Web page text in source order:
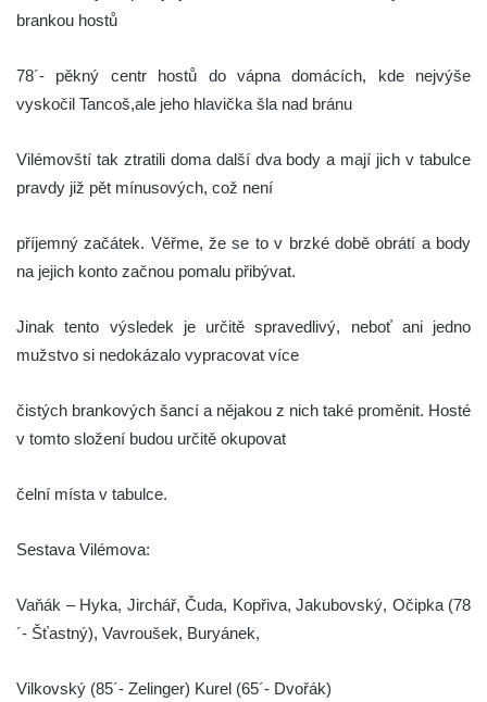
brankou hostů
78´- pěkný centr hostů do vápna domácích, kde nejvýše
vyskočil Tancoš,ale jeho hlavička šla nad bránu
Vilémovští tak ztratili doma další dva body a mají jich v tabulce
pravdy již pět mínusových, což není
příjemný začátek. Věřme, že se to v brzké době obrátí a body
na jejich konto začnou pomalu přibývat.
Jinak tento výsledek je určitě spravedlivý, neboť ani jedno
mužstvo si nedokázalo vypracovat více
čistých brankových šancí a nějakou z nich také proměnit. Hosté
v tomto složení budou určitě okupovat
čelní místa v tabulce.
Sestava Vilémova:
Vaňák – Hyka, Jirchář, Čuda, Kopřiva, Jakubovský, Očipka (78
´- Šťastný), Vavroušek, Buryánek,
Vilkovský (85´- Zelinger) Kurel (65´- Dvořák)